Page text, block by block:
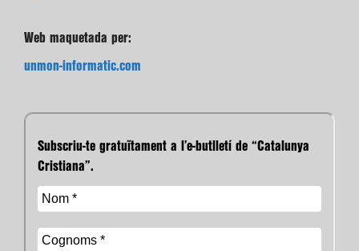
Web maquetada per:
unmon-informatic.com
Subscriu-te gratuïtament a l’e-butlletí de “Catalunya
Cristiana”.